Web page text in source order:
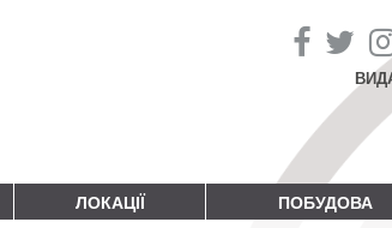
ЛОКАЦІЇ ПОБУДОВА